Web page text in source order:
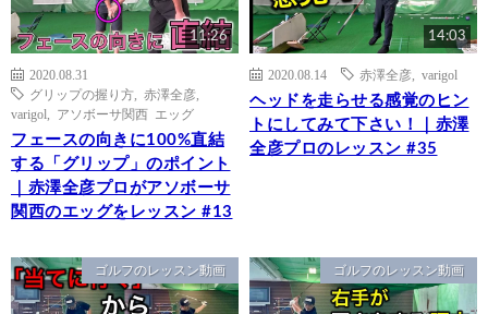
11:26
2020.08.31
グリップの握り方
赤澤全彦
varigol
アソボーサ関西 エッグ
フェースの向きに100%直結
する「グリップ」のポイント
｜赤澤全彦プロがアソボーサ
関西のエッグをレッスン #13
14:03
2020.08.14 赤澤全彦 varigol
ヘッドを走らせる感覚のヒン
トにしてみて下さい！｜赤澤
全彦プロのレッスン #35
ゴルフのレッスン動画 ゴルフのレッスン動画